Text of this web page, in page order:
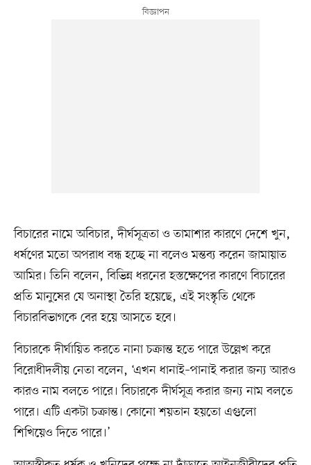
বিচারের নামে অবিচার, দীর্ঘসূত্রতা ও তামাশার কারণে দেশে খুন,
ধর্ষণের মতো অপরাধ বন্ধ হচ্ছে না বলেও মন্তব্য করেন জামায়াত
আমির। তিনি বলেন, বিভিন্ন ধরনের হস্তক্ষেপের কারণে বিচারের
প্রতি মানুষের যে অনাস্থা তৈরি হয়েছে, এই সংস্কৃতি থেকে
বিচারবিভাগকে বের হয়ে আসতে হবে।
বিচারকে দীর্ঘায়িত করতে নানা চক্রান্ত হতে পারে উল্লেখ করে
বিরোধীদলীয় নেতা বলেন, ‘এখন ধানাই–পানাই করার জন্য আরও
কারও নাম বলতে পারে। বিচারকে দীর্ঘসূত্র করার জন্য নাম বলতে
পারে। এটি একটা চক্রান্ত। কোনো শয়তান হয়তো এগুলো
শিখিয়েও দিতে পারে।’